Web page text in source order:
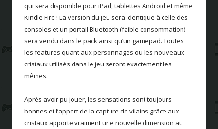
qui sera disponible pour iPad, tablettes Android et même
Kindle Fire ! La version du jeu sera identique à celle des
consoles et un portail Bluetooth (faible consommation)
sera vendu dans le pack ainsi qu’un gamepad. Toutes
les features quant aux personnages ou les nouveaux
cristaux utilisés dans le jeu seront exactement les
mêmes.
Après avoir pu jouer, les sensations sont toujours
bonnes et l’apport de la capture de vilains grâce aux
cristaux apporte vraiment une nouvelle dimension au